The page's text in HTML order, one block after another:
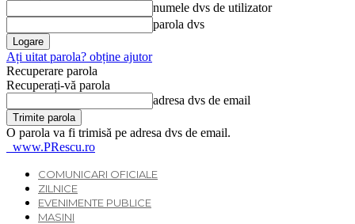
numele dvs de utilizator
parola dvs
Ați uitat parola? obține ajutor
Recuperare parola
Recuperați-vă parola
adresa dvs de email
O parola va fi trimisă pe adresa dvs de email.
www.PRescu.ro
COMUNICARI OFICIALE
ZILNICE
EVENIMENTE PUBLICE
MASINI